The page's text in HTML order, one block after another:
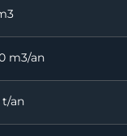
m3/an
t/an